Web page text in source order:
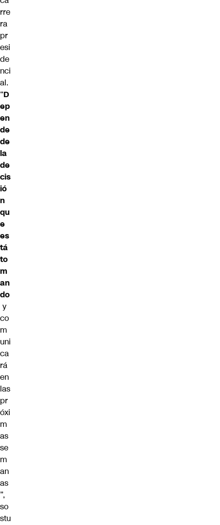
rre
ra
pr
esi
de
nci
al.
“D
ep
en
de
de
la
de
cis
ió
n
qu
e
es
tá
to
m
an
do
y
co
m
uni
ca
rá
en
las
pr
óxi
m
as
se
m
an
as
”,
so
stu